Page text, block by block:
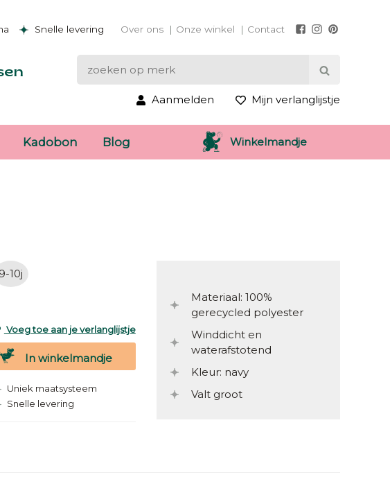
Snelle levering Over ons Onze winkel Contact
Aanmelden Mijn verlanglijstje
Kadobon Blog Winkelmandje
9-10j
Voeg toe aan je verlanglijstje
In winkelmandje
Uniek maatsysteem
Snelle levering
Materiaal: 100%
gerecycled polyester
Winddicht en
waterafstotend
Kleur: navy
Valt groot